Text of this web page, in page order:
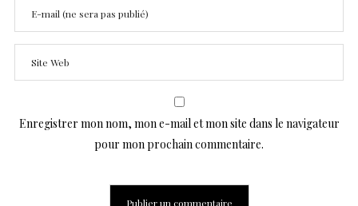
Enregistrer mon nom, mon e-mail et mon site dans le navigateur
pour mon prochain commentaire.